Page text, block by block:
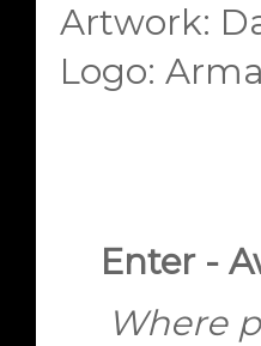
Artwork:
Logo:
Enter -
Where